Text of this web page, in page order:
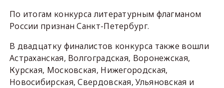
По итогам конкурса литературным флагманом
России признан Санкт-Петербург.
В двадцатку финалистов конкурса также вошли
Астраханская, Волгоградская, Воронежская,
Курская, Московская, Нижегородская,
Новосибирская, Свердовская, Ульяновская и